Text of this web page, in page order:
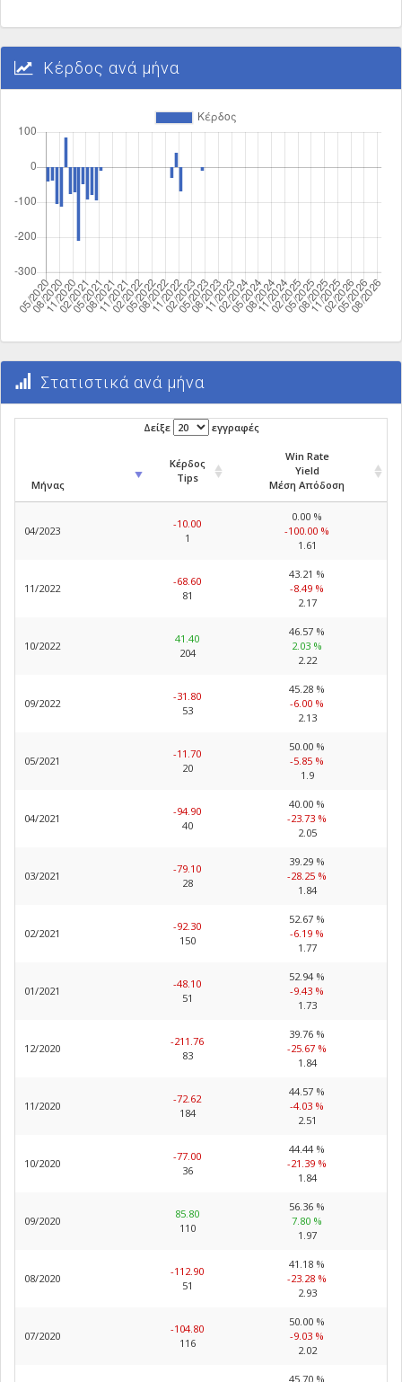
Κέρδος ανά μήνα
Στατιστικά ανά μήνα
Δείξε εγγραφές
Μήνας
Κέρδος
Tips
Win Rate
Yield
Μέση Απόδοση
04/2023
-10.00
1
0.00 %
-100.00 %
1.61
11/2022
-68.60
81
43.21 %
-8.49 %
2.17
10/2022
41.40
204
46.57 %
2.03 %
2.22
09/2022
-31.80
53
45.28 %
-6.00 %
2.13
05/2021
-11.70
20
50.00 %
-5.85 %
1.9
04/2021
-94.90
40
40.00 %
-23.73 %
2.05
03/2021
-79.10
28
39.29 %
-28.25 %
1.84
02/2021
-92.30
150
52.67 %
-6.19 %
1.77
01/2021
-48.10
51
52.94 %
-9.43 %
1.73
12/2020
-211.76
83
39.76 %
-25.67 %
1.84
11/2020
-72.62
184
44.57 %
-4.03 %
2.51
10/2020
-77.00
36
44.44 %
-21.39 %
1.84
09/2020
85.80
110
56.36 %
7.80 %
1.97
08/2020
-112.90
51
41.18 %
-23.28 %
2.93
07/2020
-104.80
116
50.00 %
-9.03 %
2.02
45.70 %